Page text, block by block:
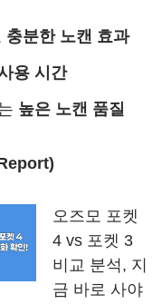
충분한 노캔 효과
용 시간
높은 노캔 품질
오즈모 포켓
4 vs 포켓 3
비교 분석, 지
금 바로 사야